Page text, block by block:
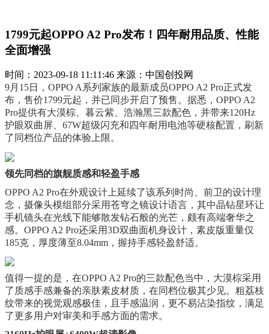
1799元起OPPO A2 Pro发布！四年耐用品质、性能
全面增强
时间：2023-09-18 11:11:46 来源：中国创投网
9月15日，OPPO A系列家族的最新成员OPPO A2 Pro正式发
布，售价1799元起，并已同步开启了预售。据悉，OPPO A2
Pro提供有大漠棕、暮云紫、浩瀚黑三款配色，并带来120Hz
护眼双曲屏、67W超级闪充和四年耐用电池等硬核配置，刷新
了同档位产品的体验上限。
领先同档的旗舰质感和轻盈手感
OPPO A2 Pro在外观设计上延续了该系列时尚、前卫的设计理
念，摄像头模组部分采用苍穹之镜设计语言，其中晶钻星环让
手机镜头在光线下能够散发钻石般的光芒，颇有高端奢华之
感。OPPO A2 Pro还采用3D双曲面机身设计，素皮版重量仅
185克，厚度薄至8.04mm，握持手感轻盈舒适。
值得一提的是，在OPPO A2 Pro的三款配色当中，大漠棕采用
了质感手感兼备的亲肤素皮材质，在同档位极其少见。粗荔枝
纹带来的视觉观感极佳，且手感温润，更不易沾染指纹，满足
了更多用户对审美和手感方面的需求。